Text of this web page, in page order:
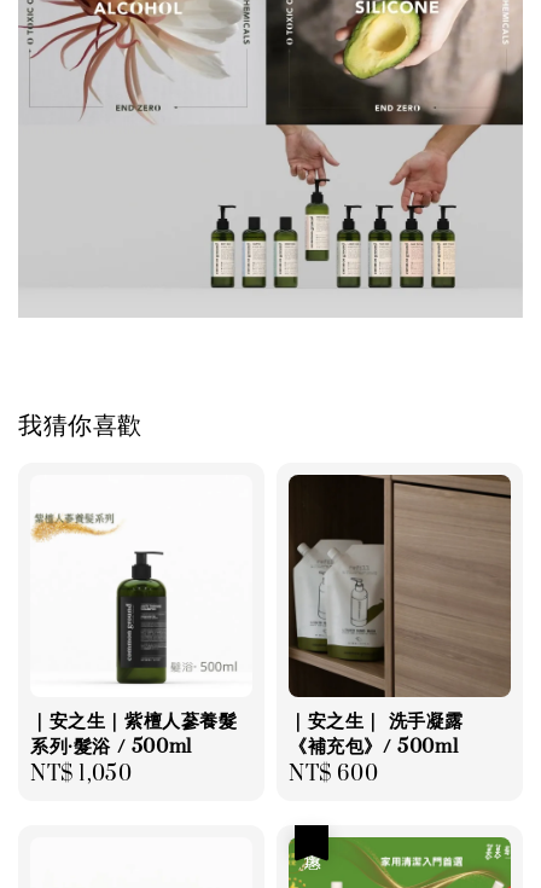
我猜你喜歡
｜安之生｜紫檀人蔘養髮
系列·髮浴 / 500ml
Regular
NT$ 1,050
｜安之生｜ 洗手凝露
《補充包》/ 500ml
Regular
NT$ 600